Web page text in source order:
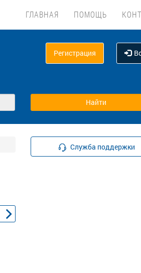
ГЛАВНАЯ ПОМОЩЬ
Регистрация
Служба поддержки